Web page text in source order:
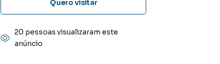
Quero visitar
20 pessoas visualizaram este
anúncio